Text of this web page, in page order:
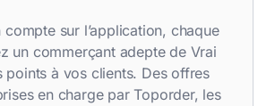
compte sur l’application, chaque
un commerçant adepte de Vrai
points à vos clients. Des offres
en charge par Toporder, les